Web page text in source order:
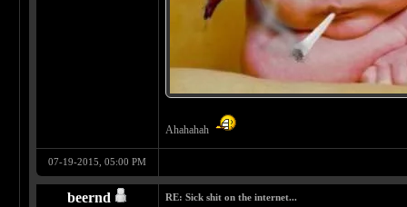
Ahahahah
07-19-2015, 05:00 PM
beernd RE: Sick shit on the internet...